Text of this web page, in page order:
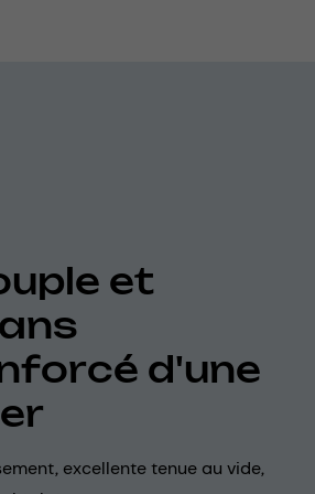
et
d'une
excellente tenue au vide,